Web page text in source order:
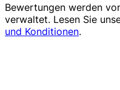
Bewertungen werden
verwaltet. Lesen Sie
und Konditionen.